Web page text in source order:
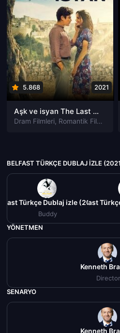
5.868 2021
Aşk ve isyan The Last Parasido izle
Dram Filmleri, Romantik Filmleri
BELFAST TÜRKÇE DUBLAJ IZLE
Türkçe Dublaj izle (2021)
Buddy
Belfast
YÖNETMEN
Kenneth
Director
SENARYO
Kenneth